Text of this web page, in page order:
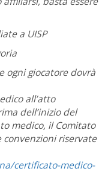
a UISP
ogni giocatore dovrà
all’atto
dell’inizio del
medico, il Comitato
convenzioni riservate
certificato-medico-